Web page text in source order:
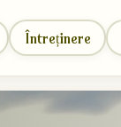
Întreținere